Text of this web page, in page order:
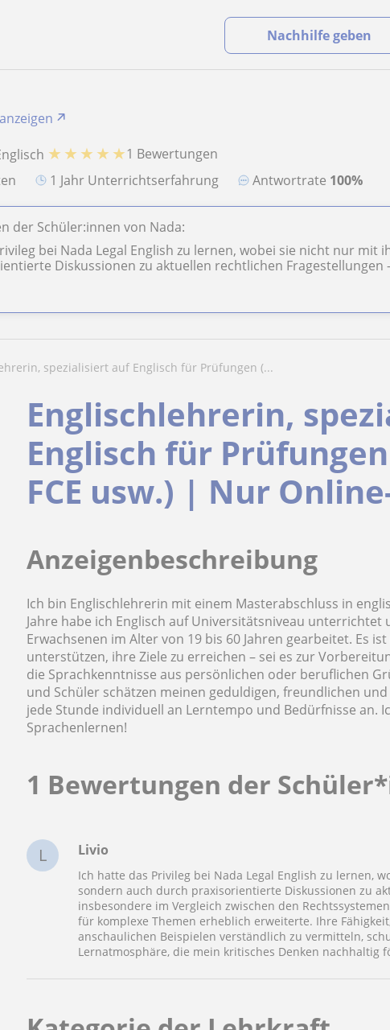
Nachhilfe geben
★ ★ ★ ★ ★1 Bewertungen
1 Jahr Unterrichtserfahrung Antwortrate 100%
der Schüler:innen von Nada:
bei Nada Legal English zu lernen, wobei sie nicht nur
Diskussionen zu aktuellen rechtlichen Fragestellungen
spezialisiert auf Englisch für Prüfungen (...
Englischlehrerin,
Englisch für Prüfungen
FCE usw.) | Nur
Anzeigenbeschreibung
Ich bin Englischlehrerin mit einem Masterabschluss in
Jahre habe ich Englisch auf Universitätsniveau
Erwachsenen im Alter von 19 bis 60 Jahren gearbeitet. Es
unterstützen, ihre Ziele zu erreichen – sei es zur
die Sprachkenntnisse aus persönlichen oder beruflichen
und Schüler schätzen meinen geduldigen, freundlichen
jede Stunde individuell an Lerntempo und Bedürfnisse an.
Sprachenlernen!
1 Bewertungen der
L Livio
Ich hatte das Privileg bei Nada Legal English zu lernen,
sondern auch durch praxisorientierte Diskussionen zu
insbesondere im Vergleich zwischen den
für komplexe Themen erheblich erweiterte. Ihre
anschaulichen Beispielen verständlich zu vermitteln,
Lernatmosphäre, die mein kritisches Denken nachhaltig